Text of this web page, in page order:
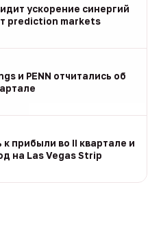
ускорение синергий
prediction markets
и PENN отчитались об
к прибыли во II квартале и
на Las Vegas Strip